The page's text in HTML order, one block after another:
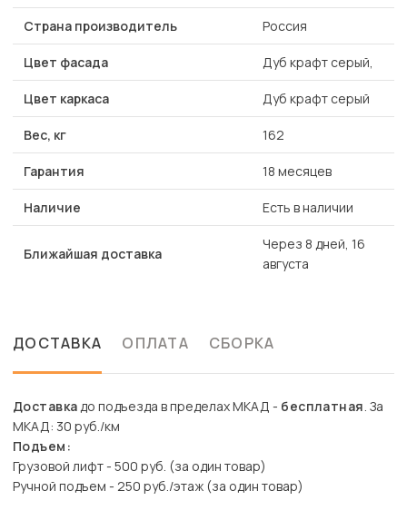
Страна производитель Россия
Цвет фасада Дуб крафт серый,
Цвет каркаса Дуб крафт серый
Вес, кг 162
Гарантия 18 месяцев
Наличие Есть в наличии
Ближайшая доставка
Через 8 дней, 16
августа
ДОСТАВКА ОПЛАТА СБОРКА
Доставкадо подъезда в пределах МКАД - бесплатная. За
МКАД: 30 руб./км
Подъем:
Грузовой лифт - 500 руб. (за один товар)
Ручной подъем - 250 руб./этаж (за один товар)